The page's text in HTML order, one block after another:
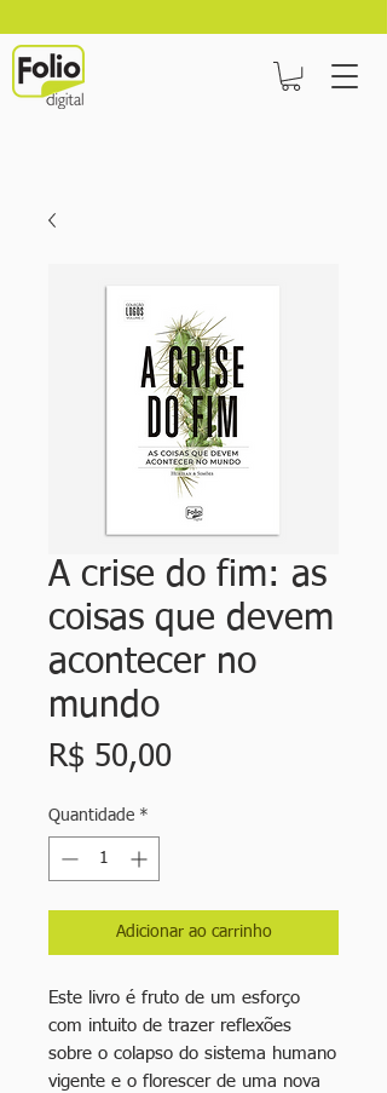
A crise do fim: as
coisas que devem
acontecer no
mundo
R$ 50,00Preço
Quantidade *
Adicionar ao carrinho
Este livro é fruto de um esforço
com intuito de trazer reflexões
sobre o colapso do sistema humano
vigente e o florescer de uma nova